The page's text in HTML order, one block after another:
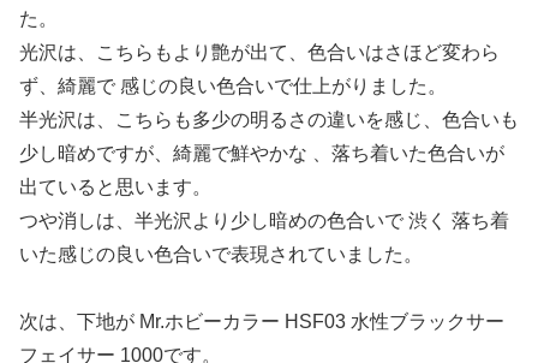
た。
光沢は、こちらもより艶が出て、色合いはさほど変わら
ず、綺麗で 感じの良い色合いで仕上がりました。
半光沢は、こちらも多少の明るさの違いを感じ、色合いも
少し暗めですが、綺麗で鮮やかな 、落ち着いた色合いが
出ていると思います。
つや消しは、半光沢より少し暗めの色合いで 渋く 落ち着
いた感じの良い色合いで表現されていました。
次は、下地が Mr.ホビーカラー HSF03 水性ブラックサー
フェイサー 1000です。